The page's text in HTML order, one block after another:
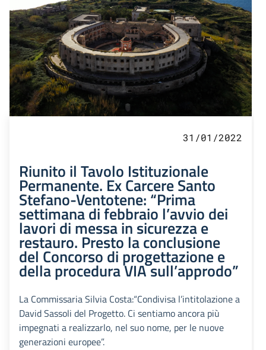
31/01/2022
Riunito il Tavolo Istituzionale
Permanente. Ex Carcere Santo
Stefano-Ventotene: “Prima
settimana di febbraio l’avvio dei
lavori di messa in sicurezza e
restauro. Presto la conclusione
del Concorso di progettazione e
della procedura VIA sull’approdo”
La Commissaria Silvia Costa:“Condivisa l’intitolazione a
David Sassoli del Progetto. Ci sentiamo ancora più
impegnati a realizzarlo, nel suo nome, per le nuove
generazioni europee”.